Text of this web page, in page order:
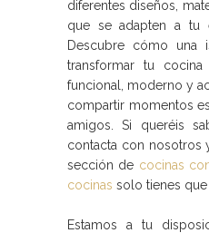
diferentes diseños,
que se adapten a tu
Descubre cómo una
transformar tu
funcional, moderno y
compartir momentos
amigos. Si queréis
contacta con nosotros
sección de cocinas
cocinas solo tienes que
Estamos a tu